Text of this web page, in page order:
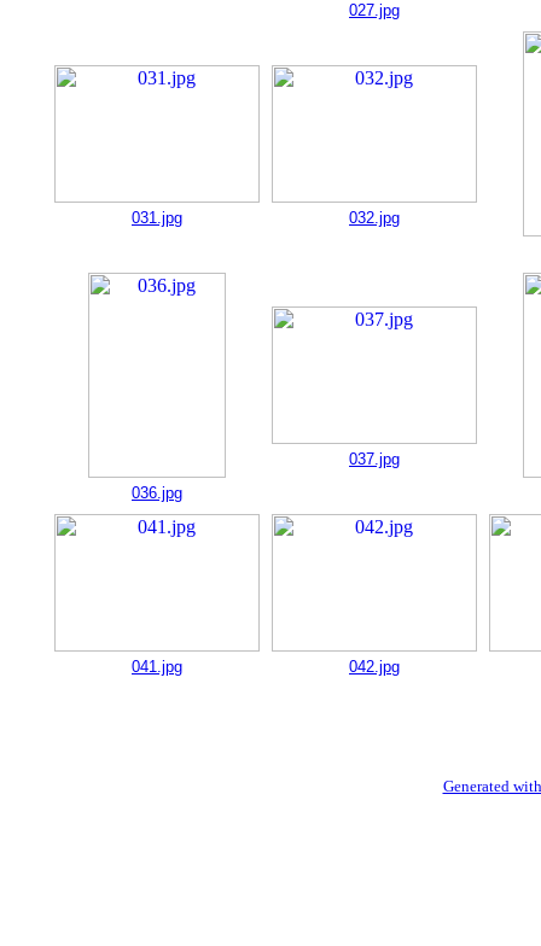
027.jpg
031.jpg 032.jpg
036.jpg
037.jpg
041.jpg 042.jpg
Generated